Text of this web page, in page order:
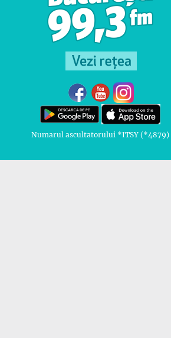
Numarul ascultatorului *ITSY (*4879)